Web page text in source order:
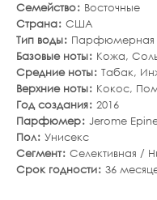
Семейство
Восточные
Страна США
Тип воды
Парфюмерная
Базовые ноты
Кожа,
Средние ноты Табак,
Верхние ноты
Кокос,
Год создания 2016
Парфюмер Jerome
Пол Унисекс
Сегмент Селективная /
Срок годности 36